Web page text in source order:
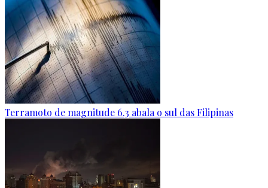
Terramoto de magnitude 6.3 abala o sul das Filipinas